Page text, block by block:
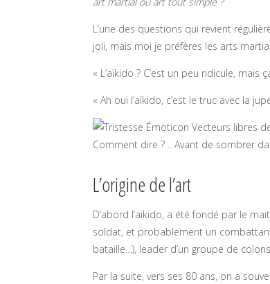
L’une des questions qui revient
joli, mais moi je préfères les arts
« L’aïkido ? C’est un peu ridicule, mais
« Ah oui l’aïkido, c’est le truc avec la
Comment dire ?… Avant de sombrer
L’origine de l’art
D’abord l’aïkido, a été fondé par le
soldat, et probablement un
bataille…), leader d’un groupe de
Par la suite, vers ses 80 ans, on a